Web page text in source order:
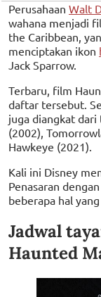
Perusahaan Walt
wahana menjadi
the Caribbean,
menciptakan ikon
Jack Sparrow.
Terbaru, film
daftar tersebut.
juga diangkat
(2002),
Hawkeye (2021).
Kali ini Disney
Penasaran
beberapa hal
Jadwal
Haunted